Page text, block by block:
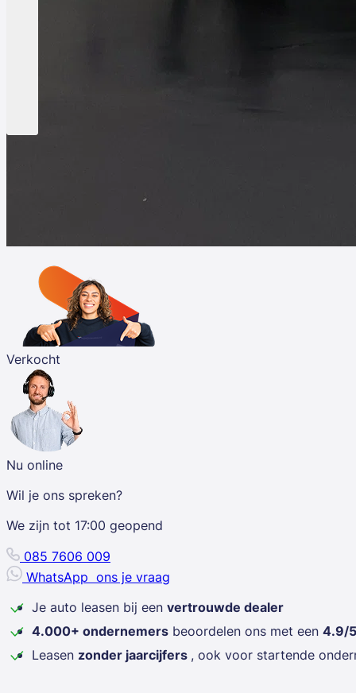
Verkocht
Nu online
Wil je ons spreken?
We zijn tot 17:00 geopend
085 7606 009
WhatsApp ons je vraag
Je auto leasen bij een vertrouwde dealer
4.000+ ondernemers beoordelen ons met een 4.9/5
Leasen zonder jaarcijfers , ook voor startende